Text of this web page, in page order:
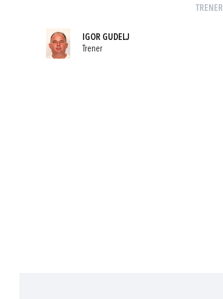
TRENER
IGOR GUDELJ
Trener